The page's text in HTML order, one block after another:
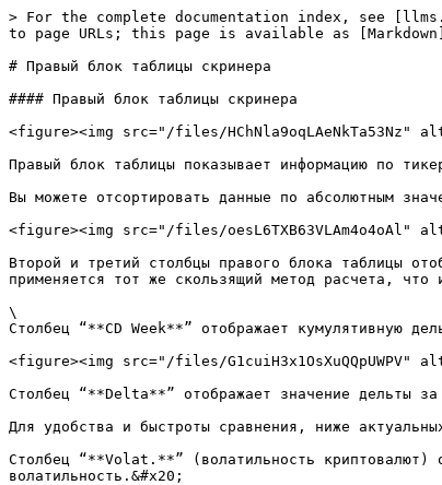
> For the complete documentation index, see
to page URLs; this page is available as
# Правый блок таблицы скринера
#### Правый блок таблицы скринера
<figure><img src="/files/
Правый блок таблицы показывает информацию по
Вы можете отсортировать данные по абсолютным
<figure><img src="/files/
Второй и третий столбцы правого блока таблицы
применяется тот же скользящий метод расчета, что
\
Столбец “**CD Week**” отображает кумулятивную
<figure><img src="/files/
Столбец “**Delta**” отображает значение дельты
Для удобства и быстроты сравнения, ниже
Столбец “**Volat.**” (волатильность криптовалют)
волатильность.&#x20;